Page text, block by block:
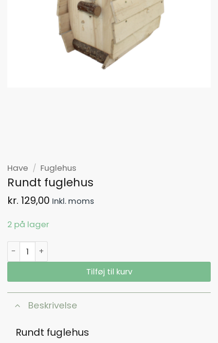
Have / Fuglehus
Rundt fuglehus
kr. 129,00 Inkl. moms
2 på lager
Rundt fuglehus antal
Tilføj til kurv
Beskrivelse
Rundt fuglehus